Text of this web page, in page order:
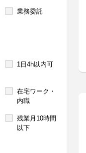
業務委託
1日4h以内可
在宅ワーク・
内職
残業月10時間
以下